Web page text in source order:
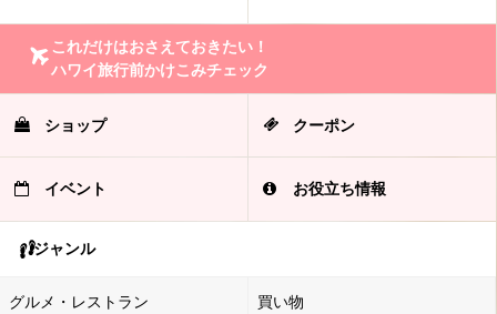
これだけはおさえておきたい！
ハワイ旅行前かけこみチェック
ショップ クーポン
イベント お役立ち情報
ジャンル
グルメ・レストラン 買い物